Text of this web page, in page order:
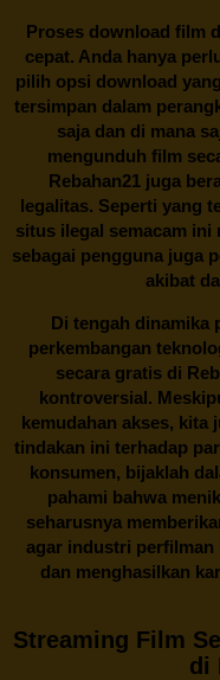
Proses download film
cepat. Anda hanya
pilih opsi download
tersimpan dalam
saja dan di mana
mengunduh film
Rebahan21 juga
legalitas. Seperti yang
situs ilegal semacam
sebagai pengguna juga
akibat
Di tengah dinamika
perkembangan
secara gratis di
kontroversial.
kemudahan akses, kita
tindakan ini terhadap
konsumen, bijaklah
pahami bahwa
seharusnya
agar industri perfilman
dan menghasilkan
Streaming Film
di